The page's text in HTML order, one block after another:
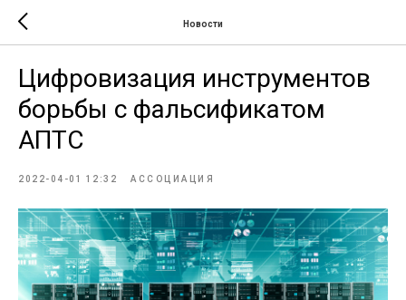
Новости
Цифровизация инструментов
борьбы с фальсификатом
АПТС
2022-04-01 12:32 АССОЦИАЦИЯ